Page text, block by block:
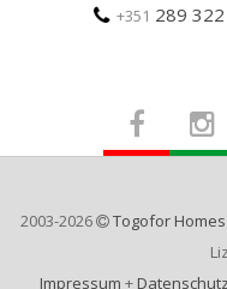
+351 289
2003-2026 Togofor Homes
Impressum +